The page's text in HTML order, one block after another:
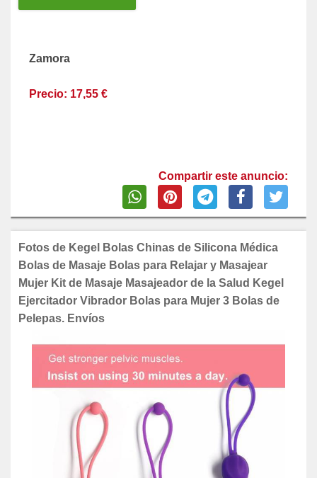
Zamora
Precio: 17,55 €
Compartir este anuncio:
Fotos de Kegel Bolas Chinas de Silicona Médica
Bolas de Masaje Bolas para Relajar y Masajear
Mujer Kit de Masaje Masajeador de la Salud Kegel
Ejercitador Vibrador Bolas para Mujer 3 Bolas de
Pelepas. Envíos